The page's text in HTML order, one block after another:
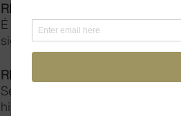
RESULTADO RÁPIDO
É possível notar a diferença já
significativa, à medida que o
REALCE DOS MÚSCULOS
Se você treina, vai perceber
hipertrofia mais evidente!